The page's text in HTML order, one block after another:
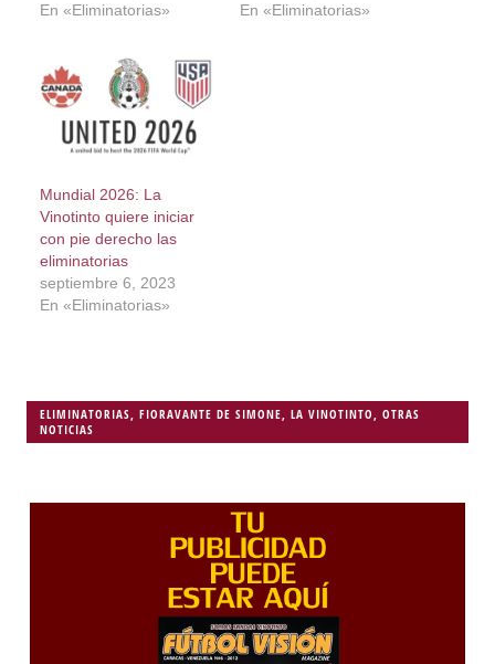
En «Eliminatorias»
En «Eliminatorias»
Mundial 2026: La
Vinotinto quiere iniciar
con pie derecho las
eliminatorias
septiembre 6, 2023
En «Eliminatorias»
ELIMINATORIAS FIORAVANTE DE SIMONE LA VINOTINTO
OTRAS
NOTICIAS